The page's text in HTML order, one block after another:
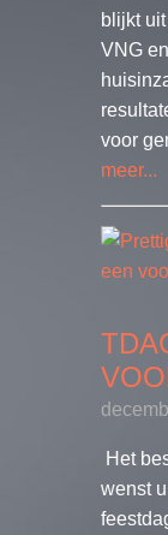
blijkt
VNG
voor
meer...
Het
wenst